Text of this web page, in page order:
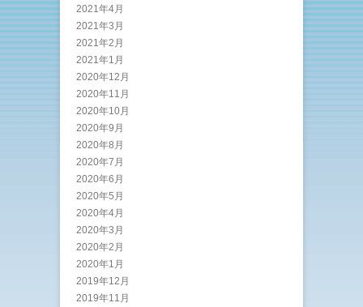
2021年4月
2021年3月
2021年2月
2021年1月
2020年12月
2020年11月
2020年10月
2020年9月
2020年8月
2020年7月
2020年6月
2020年5月
2020年4月
2020年3月
2020年2月
2020年1月
2019年12月
2019年11月